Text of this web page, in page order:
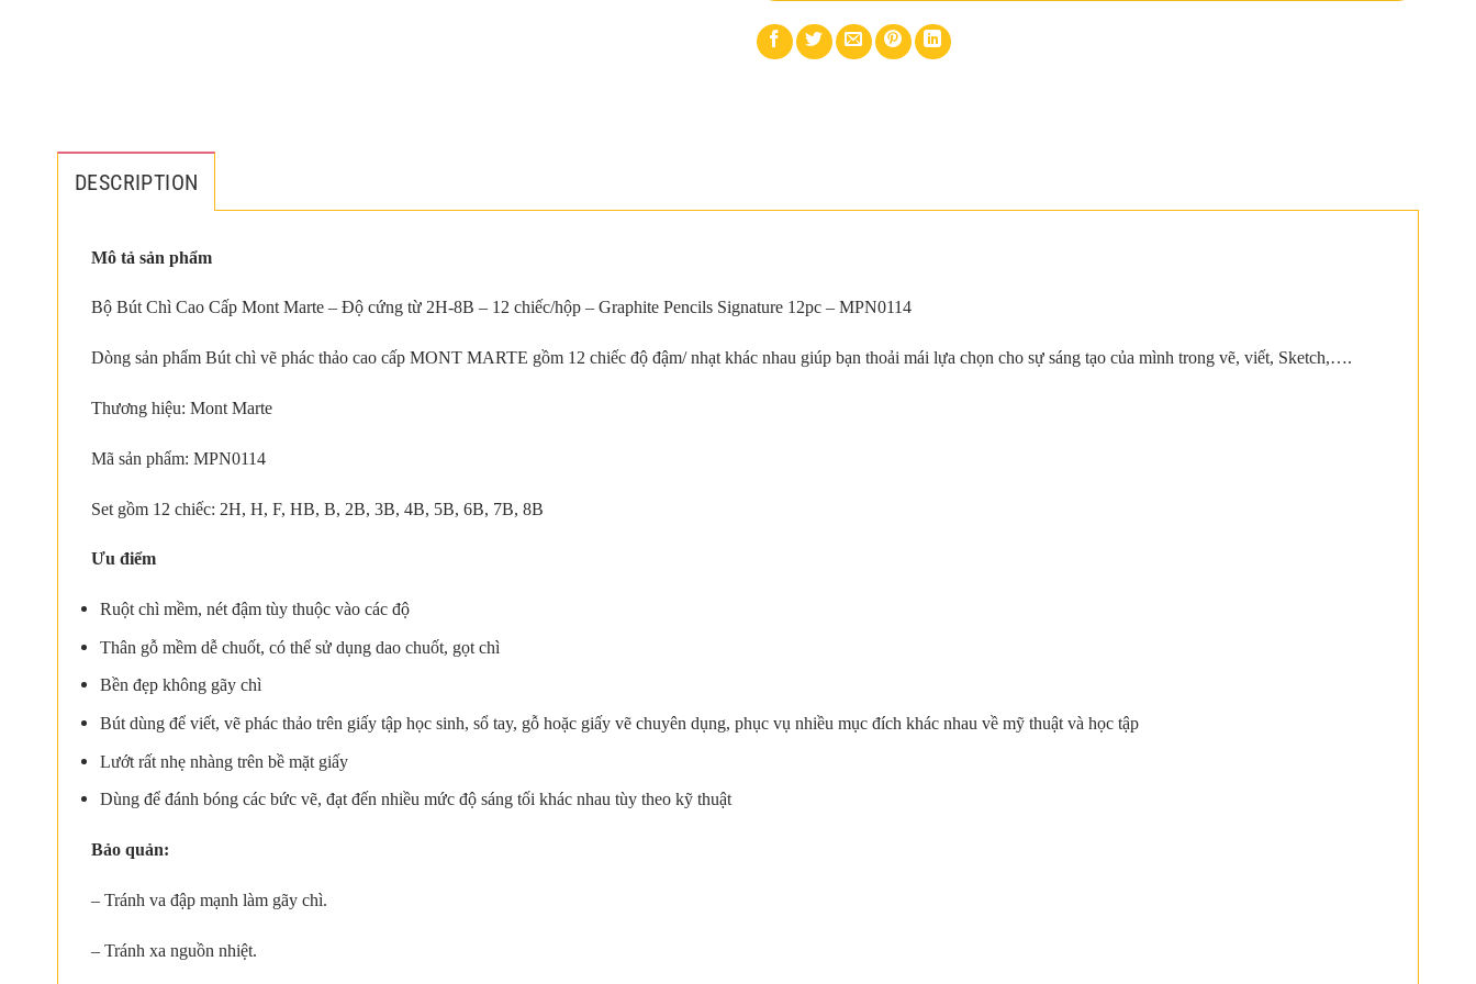
DESCRIPTION
Mô tả sản phẩm
Bộ Bút Chì Cao Cấp Mont Marte – Độ cứng từ 2H-8B – 12 chiếc/hộp – Graphite Pencils Signature 12pc – MPN0114
Dòng sản phẩm Bút chì vẽ phác thảo cao cấp MONT MARTE gồm 12 chiếc độ đậm/ nhạt khác nhau giúp bạn thoải mái lựa chọn cho sự sáng tạo của mình trong vẽ, viết, Sketch,….
Thương hiệu: Mont Marte
Mã sản phẩm: MPN0114
Set gồm 12 chiếc: 2H, H, F, HB, B, 2B, 3B, 4B, 5B, 6B, 7B, 8B
Ưu điểm
Ruột chì mềm, nét đậm tùy thuộc vào các độ
Thân gỗ mềm dễ chuốt, có thể sử dụng dao chuốt, gọt chì
Bền đẹp không gãy chì
Bút dùng để viết, vẽ phác thảo trên giấy tập học sinh, sổ tay, gỗ hoặc giấy vẽ chuyên dụng, phục vụ nhiều mục đích khác nhau về mỹ thuật và học tập
Lướt rất nhẹ nhàng trên bề mặt giấy
Dùng để đánh bóng các bức vẽ, đạt đến nhiều mức độ sáng tối khác nhau tùy theo kỹ thuật
Bảo quản:
– Tránh va đập mạnh làm gãy chì.
– Tránh xa nguồn nhiệt.